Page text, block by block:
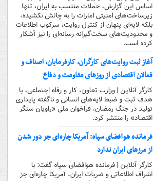
اساس این گزارش، حملات منتسب به ایران، تنها
زیرساخت‌های امنیتی امارات را به چالش نکشیده،
بلکه لایه‌ای پنهان از کنترل روایت، سرکوب اطلاعات
و محدودیت‌های سخت‌گیرانه رسانه‌ای را نیز آشکار
کرده است.
آغاز ثبت روایت‌های کارگران، کارفرمایان، اصناف و
فعالان اقتصادی از روزهای مقاومت و دفاع
کارگر آنلاین | وزارت تعاون، کار و رفاه اجتماعی، با
هدف ثبت و ضبط لایه‌های انسانی و ناگفته پایداری
تولید در جنگ رمضان، فراخوان ملی «راویان سنگر
اقتصاد» را منتشر کرد.
فرمانده هوافضای سپاه: آمریکا چاره‌ای جز دور شدن
از مرز‌های ایران ندارد
کارگر آنلاین | فرمانده هوافضای سپاه گفت: با
اشراف اطلاعاتی و ضربات ایران، آمریکا چاره‌ای جز